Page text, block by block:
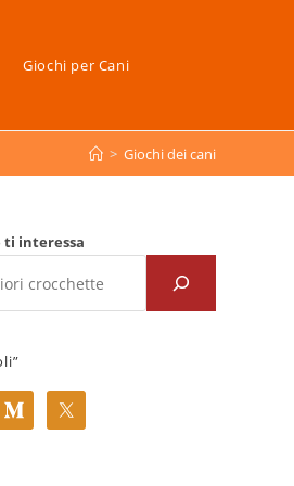
Giochi per Cani
> Giochi dei cani
ti interessa